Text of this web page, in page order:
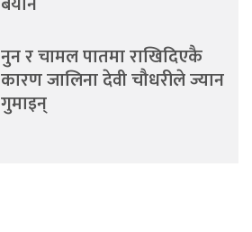
नुन र चामल पातमा राखिदिएकै
कारण जालिना देवी चौधरीले ज्यान
गुमाइन्